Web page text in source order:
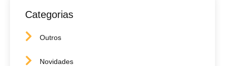
Categorias
Outros
Novidades